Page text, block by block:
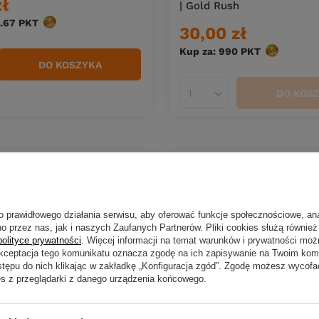
PKT punktów
DO KOSZYKA
| Gold Rush
30,00 zł
Kup za: 990 PKT punktów
Ilość produktów DO
ShadTeez Slim V2
Ghost Hunter
Guma Westin ShadTeez
| Redlight
30,00 zł
działania serwisu, aby oferować funkcje społecznościowe,
przez nas, jak i naszych Zaufanych Partnerów. Pliki cookies służą
prywatności. Więcej informacji na temat warunków i prywatności
tego komunikatu oznacza zgodę na ich zapisywanie na Twoim
do nich klikając w zakładkę „Konfiguracja zgód”. Zgodę możesz
z przeglądarki z danego urządzenia końcowego.